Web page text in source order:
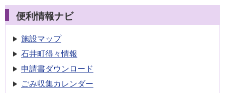
便利情報ナビ
施設マップ
石井町得々情報
申請書ダウンロード
ごみ収集カレンダー